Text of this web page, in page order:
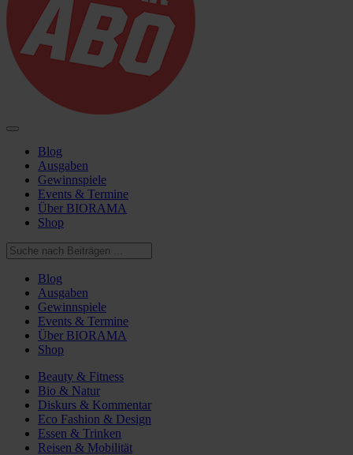
Blog
Ausgaben
Gewinnspiele
Events & Termine
Über BIORAMA
Shop
Blog
Ausgaben
Gewinnspiele
Events & Termine
Über BIORAMA
Shop
Beauty & Fitness
Bio & Natur
Diskurs & Kommentar
Eco Fashion & Design
Essen & Trinken
Reisen & Mobilität